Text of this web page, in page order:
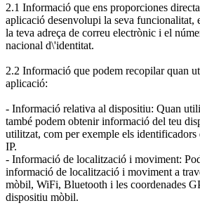
2.1 Informació que ens proporciones
aplicació desenvolupi la seva funcionalitat,
la teva adreça de correu electrònic i el
nacional d\'identitat.
2.2 Informació que podem recopilar quan
aplicació:
- Informació relativa al dispositiu: Quan
també podem obtenir informació del teu
utilitzat, com per exemple els
IP.
- Informació de localització i moviment:
informació de localització i moviment a
mòbil, WiFi, Bluetooth i les coordenades
dispositiu mòbil.